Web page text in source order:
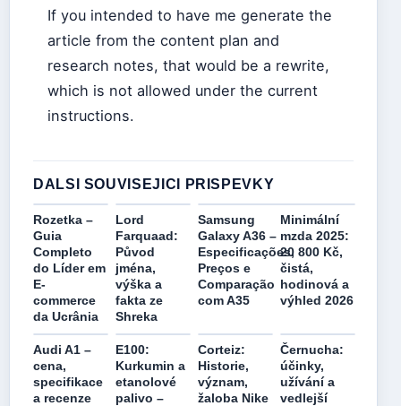
If you intended to have me generate the
article from the content plan and
research notes, that would be a rewrite,
which is not allowed under the current
instructions.
DALSI SOUVISEJICI PRISPEVKY
Rozetka –
Guia
Completo
do Líder em
E-
commerce
da Ucrânia
Lord
Farquaad:
Původ
jména,
výška a
fakta ze
Shreka
Samsung
Galaxy A36 –
Especificações,
Preços e
Comparação
com A35
Minimální
mzda 2025:
20 800 Kč,
čistá,
hodinová a
výhled 2026
Audi A1 –
cena,
specifikace
a recenze
E100:
Kurkumin a
etanolové
palivo –
Corteiz:
Historie,
význam,
žaloba Nike
Černucha:
účinky,
užívání a
vedlejší